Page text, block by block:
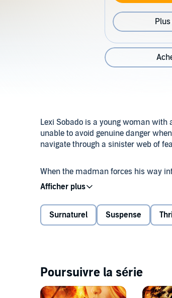
Lexi Sobado is a young woman with
unable to avoid genuine danger
navigate through a sinister web of
When the madman forces his way
is the only one who can identify the
stopping the murderer terrifying the
Striker Rheas, an ex-Navy SEAL,
reveals, and what she uncovers will
Surnaturel Suspense
Poursuivre la série